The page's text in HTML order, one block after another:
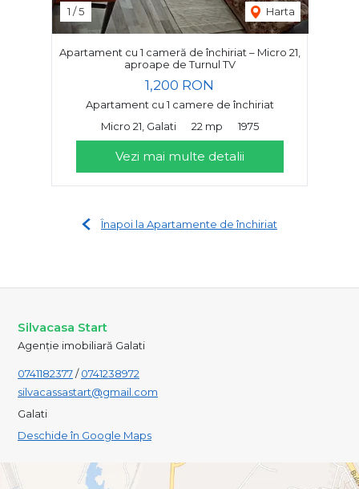
1 /5 Harta
Apartament cu 1 cameră de închiriat – Micro 21,
aproape de Turnul TV
1,200 RON
Apartament cu 1 camere de închiriat
Micro 21, Galati
22 mp 1975
Vezi mai multe detalii
Înapoi la Apartamente de închiriat
Silvacasa Start
Agenție imobiliară Galati
0741182377/0741238972
silvacassastart@gmail.com
Galati
Deschide în Google Maps